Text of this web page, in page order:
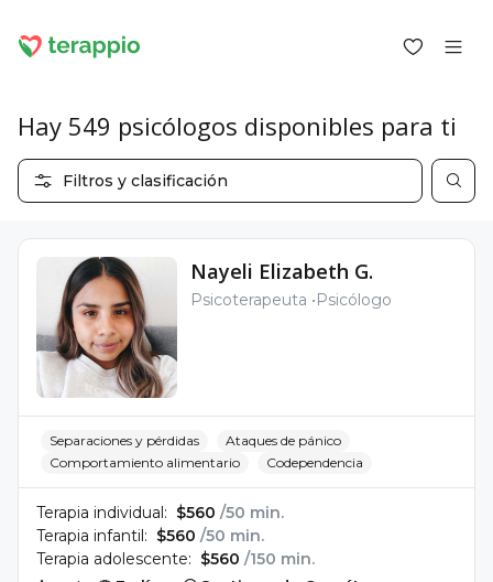
Iniciar sesión como cliente
Servicios
Para los psicólogos
Sobre terappio
Preguntas y respuestas
office@terappio.com
Hay 549 psicólogos disponibles para ti
Filtros y clasificación
Nayeli Elizabeth G.
Psicoterapeuta Psicólogo
Separaciones y pérdidas
Ataques de pánico
Comportamiento alimentario
Codependencia
Terapia individual: $560 /50 min.
Terapia infantil: $560 /50 min.
Terapia adolescente: $560 /150 min.